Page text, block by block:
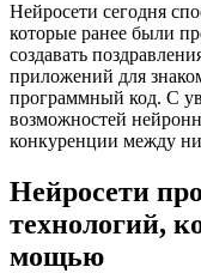
Нейросети сегодня
которые ранее были
создавать
приложений для
программный код. С
возможностей
конкуренции между
Нейросети
технологий,
мощью